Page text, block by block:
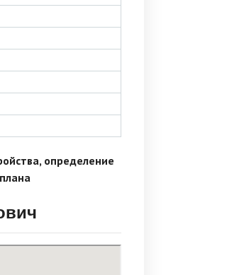
определение